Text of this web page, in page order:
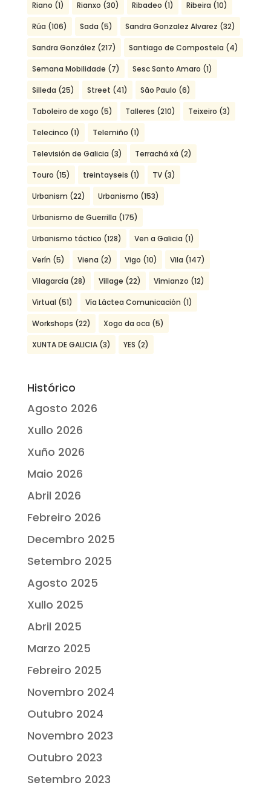
Riano (1) Rianxo (30) Ribadeo (1) Ribeira (10)
Rúa (106) Sada (5) Sandra Gonzalez Alvarez (32)
Sandra González (217) Santiago de Compostela (4)
Semana Mobilidade (7) Sesc Santo Amaro (1)
Silleda (25) Street (41) São Paulo (6)
Taboleiro de xogo (5) Talleres (210) Teixeiro (3)
Telecinco (1) Telemiño (1)
Televisión de Galicia (3) Terrachá xá (2)
Touro (15) treintayseis (1) TV(3)
Urbanism (22) Urbanismo (153)
Urbanismo de Guerrilla (175)
Urbanismo táctico (128) Ven a Galicia (1)
Verín (5) Viena (2) Vigo (10) Vila (147)
Vilagarcía (28) Village (22) Vimianzo (12)
Virtual (51) Vía Láctea Comunicación (1)
Workshops (22) Xogo da oca (5)
XUNTA DE GALICIA(3) YES (2)
Histórico
Agosto 2026
Xullo 2026
Xuño 2026
Maio 2026
Abril 2026
Febreiro 2026
Decembro 2025
Setembro 2025
Agosto 2025
Xullo 2025
Abril 2025
Marzo 2025
Febreiro 2025
Novembro 2024
Outubro 2024
Novembro 2023
Outubro 2023
Setembro 2023